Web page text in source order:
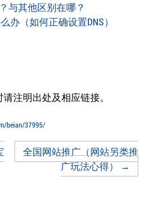
与其他区别在哪？
办（如何正确设置DNS）
请注明出处及相应链接。
beian/37995/
全国网站推广（网站另类推
广玩法心得）→